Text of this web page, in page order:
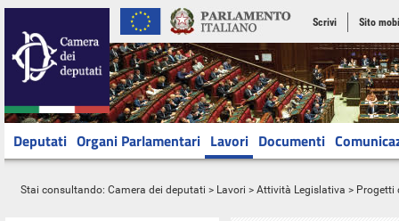
Scrivi Sito
Deputati Organi Parlamentari Lavori Documenti
Stai consultando: Camera dei deputati > Lavori > Attività Legislativa > Progetti